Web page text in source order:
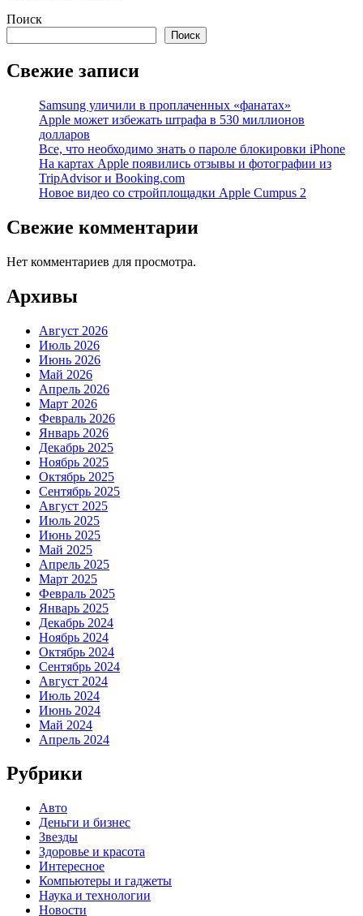
Поиск
Поиск
Свежие записи
Samsung уличили в проплаченных «фанатах»
Apple может избежать штрафа в 530 миллионов
долларов
Все, что необходимо знать о пароле блокировки iPhone
На картах Apple появились отзывы и фотографии из
TripAdvisor и Booking.com
Новое видео со стройплощадки Apple Cumpus 2
Свежие комментарии
Нет комментариев для просмотра.
Архивы
Август 2026
Июль 2026
Июнь 2026
Май 2026
Апрель 2026
Март 2026
Февраль 2026
Январь 2026
Декабрь 2025
Ноябрь 2025
Октябрь 2025
Сентябрь 2025
Август 2025
Июль 2025
Июнь 2025
Май 2025
Апрель 2025
Март 2025
Февраль 2025
Январь 2025
Декабрь 2024
Ноябрь 2024
Октябрь 2024
Сентябрь 2024
Август 2024
Июль 2024
Июнь 2024
Май 2024
Апрель 2024
Рубрики
Авто
Деньги и бизнес
Звезды
Здоровье и красота
Интересное
Компьютеры и гаджеты
Наука и технологии
Новости